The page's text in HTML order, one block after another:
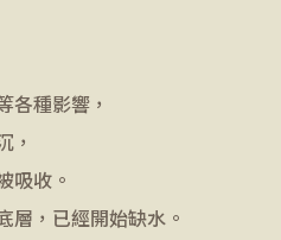
各種影響，
，
吸收。
層，已經開始缺水。